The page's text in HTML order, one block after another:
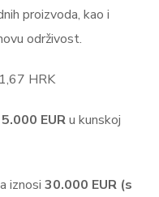
proizvoda, kao i
održivost.
HRK
5.000 EURu kunskoj
iznosi30.000 EUR (s